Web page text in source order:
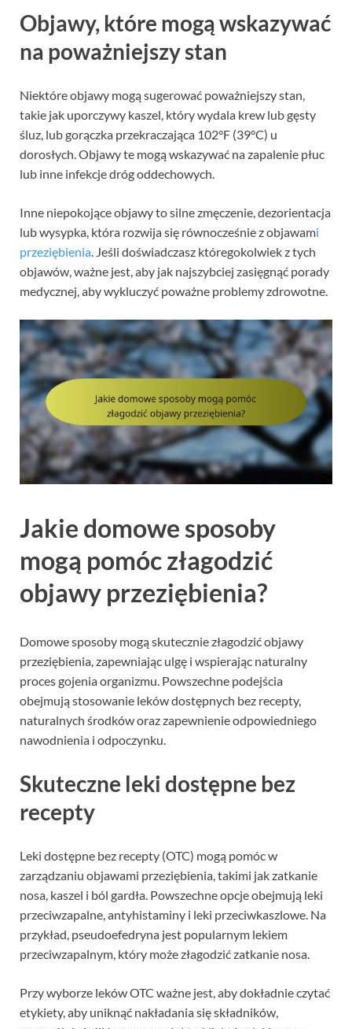
Objawy, które mogą wskazywać
na poważniejszy stan
Niektóre objawy mogą sugerować poważniejszy stan,
takie jak uporczywy kaszel, który wydala krew lub gęsty
śluz, lub gorączka przekraczająca 102°F (39°C) u
dorosłych. Objawy te mogą wskazywać na zapalenie płuc
lub inne infekcje dróg oddechowych.
Inne niepokojące objawy to silne zmęczenie, dezorientacja
lub wysypka, która rozwija się równocześnie z objawami
przeziębienia. Jeśli doświadczasz któregokolwiek z tych
objawów, ważne jest, aby jak najszybciej zasięgnąć porady
medycznej, aby wykluczyć poważne problemy zdrowotne.
Jakie domowe sposoby
mogą pomóc złagodzić
objawy przeziębienia?
Domowe sposoby mogą skutecznie złagodzić objawy
przeziębienia, zapewniając ulgę i wspierając naturalny
proces gojenia organizmu. Powszechne podejścia
obejmują stosowanie leków dostępnych bez recepty,
naturalnych środków oraz zapewnienie odpowiedniego
nawodnienia i odpoczynku.
Skuteczne leki dostępne bez
recepty
Leki dostępne bez recepty (OTC) mogą pomóc w
zarządzaniu objawami przeziębienia, takimi jak zatkanie
nosa, kaszel i ból gardła. Powszechne opcje obejmują leki
przeciwzapalne, antyhistaminy i leki przeciwkaszlowe. Na
przykład, pseudoefedryna jest popularnym lekiem
przeciwzapalnym, który może złagodzić zatkanie nosa.
Przy wyborze leków OTC ważne jest, aby dokładnie czytać
etykiety, aby uniknąć nakładania się składników,